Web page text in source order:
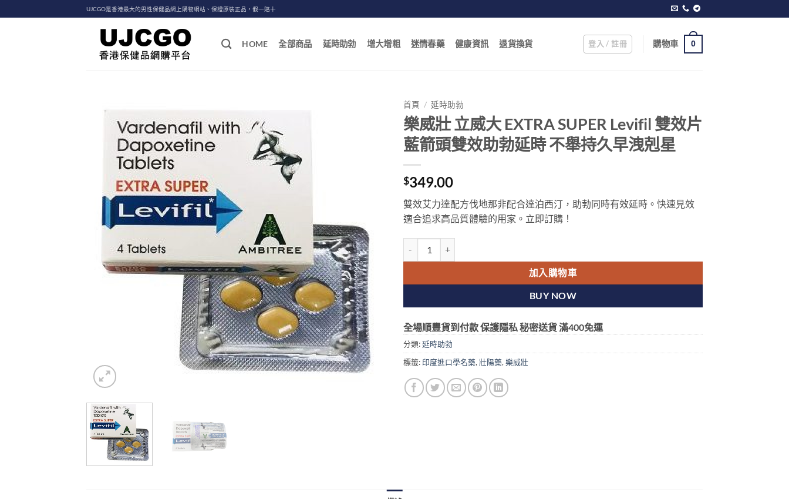
to
UJCGO是香港最大的男性保健品網上購物網站、保證原裝正品，假一賠十
HOME 全部商品 延時助勃 增大增粗 迷情春藥 健康資訊 退貨換貨 登入 / 註冊 購物車 0
首頁 / 延時助勃
樂威壯 立威大 EXTRA SUPER Levifil 雙效片
藍箭頭雙效助勃延時 不舉持久早洩剋星
$349.00
雙效艾力達配方伐地那非配合達泊西汀，助勃同時有效延時。快速見效
適合追求高品質體驗的用家。立即訂購！
加入購物車
BUY NOW
全場順豐貨到付款 保護隱私 秘密送貨 滿400免運
分類:延時助勃
標籤: 印度進口學名藥, 壯陽藥, 樂威壯